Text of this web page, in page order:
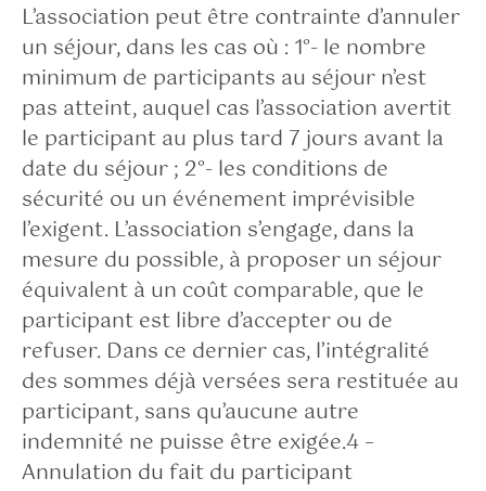
L’association peut être contrainte d’annuler
un séjour, dans les cas où : 1°- le nombre
minimum de participants au séjour n’est
pas atteint, auquel cas l’association avertit
le participant au plus tard 7 jours avant la
date du séjour ; 2°- les conditions de
sécurité ou un événement imprévisible
l’exigent. L’association s’engage, dans la
mesure du possible, à proposer un séjour
équivalent à un coût comparable, que le
participant est libre d’accepter ou de
refuser. Dans ce dernier cas, l’intégralité
des sommes déjà versées sera restituée au
participant, sans qu’aucune autre
indemnité ne puisse être exigée.4 –
Annulation du fait du participant